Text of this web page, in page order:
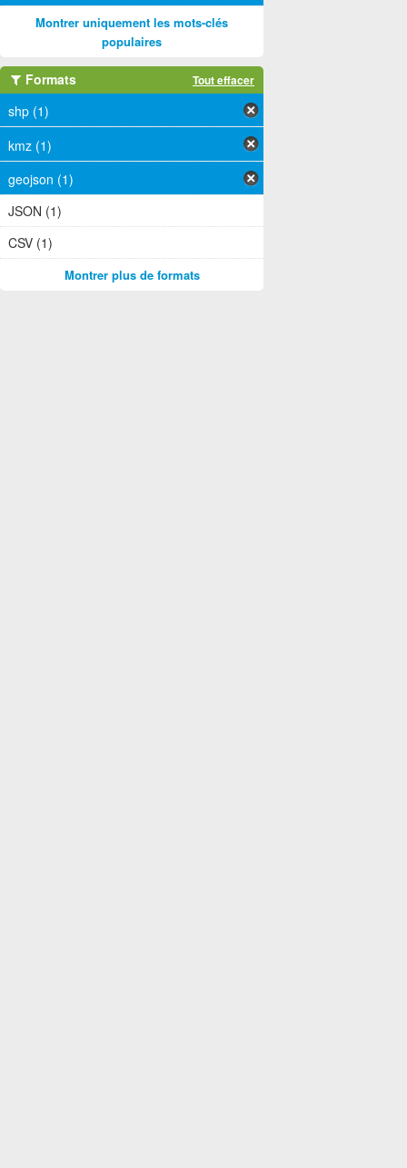
Montrer uniquement les mots-clés
populaires
Formats Tout effacer
shp (1)
kmz (1)
geojson (1)
JSON (1)
CSV (1)
Montrer plus de formats